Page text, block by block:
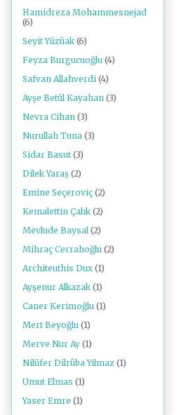
Hamidreza Mohammesnejad
(6)
Seyit Yüzüak (6)
Feyza Burgucuoğlu (4)
Safvan Allahverdi (4)
Ayşe Betül Kayahan (3)
Nevra Cihan (3)
Nurullah Tuna (3)
Sidar Basut (3)
Dilek Yaraş (2)
Emine Seçeroviç (2)
Kemalettin Çalık (2)
Mevlude Baysal (2)
Mihraç Cerrahoğlu (2)
Architeuthis Dux (1)
Ayşenur Alkazak (1)
Caner Kerimoğlu (1)
Mert Beyoğlu (1)
Merve Nur Ay (1)
Nilüfer Dilrûba Yılmaz (1)
Umut Elmas (1)
Yaser Emre (1)